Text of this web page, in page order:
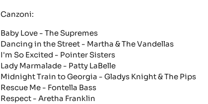
Canzoni:
Baby Love - The Supremes
Dancing in the Street - Martha & The Vandellas
I'm So Excited - Pointer Sisters
Lady Marmalade - Patty LaBelle
Midnight Train to Georgia - Gladys Knight & The Pips
Rescue Me - Fontella Bass
Respect - Aretha Franklin